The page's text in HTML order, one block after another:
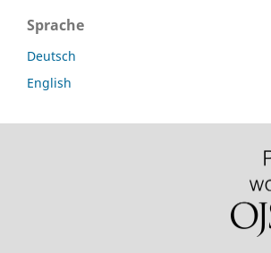
Sprache
Deutsch
English